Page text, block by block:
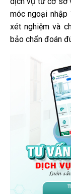
móc ngoại nhập
xét nghiệm và
bảo chẩn đoán